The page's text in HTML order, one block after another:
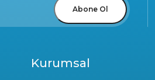
Abone Ol
Kurumsal